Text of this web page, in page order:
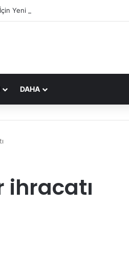
Yeni Uygunluk İşareti
DAHA
ihracatı